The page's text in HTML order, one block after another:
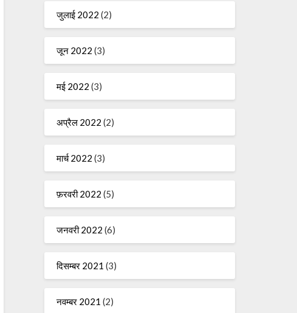
जुलाई 2022 (2)
जून 2022 (3)
मई 2022 (3)
अप्रैल 2022 (2)
मार्च 2022 (3)
फ़रवरी 2022 (5)
जनवरी 2022 (6)
दिसम्बर 2021 (3)
नवम्बर 2021 (2)